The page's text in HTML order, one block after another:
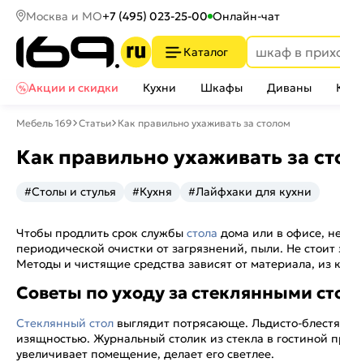
Москва и МО+7 (495) 023-25-00 Онлайн-чат
Каталог
Акции и скидки
Кухни Шкафы Диваны
Мебель 169 Статьи Как правильно ухаживать за столом
Как правильно ухаживать за
#Столы и стулья #Кухня #Лайфхаки для кухни
Чтобы продлить срок службы стола дома или в офисе,
периодической очистки от загрязнений, пыли. Не
Методы и чистящие средства зависят от материала, из
Советы по уходу за стеклянными
Стеклянный стол выглядит потрясающе. Льдисто-
изящностью. Журнальный столик из стекла в гостиной
увеличивает помещение, делает его светлее.